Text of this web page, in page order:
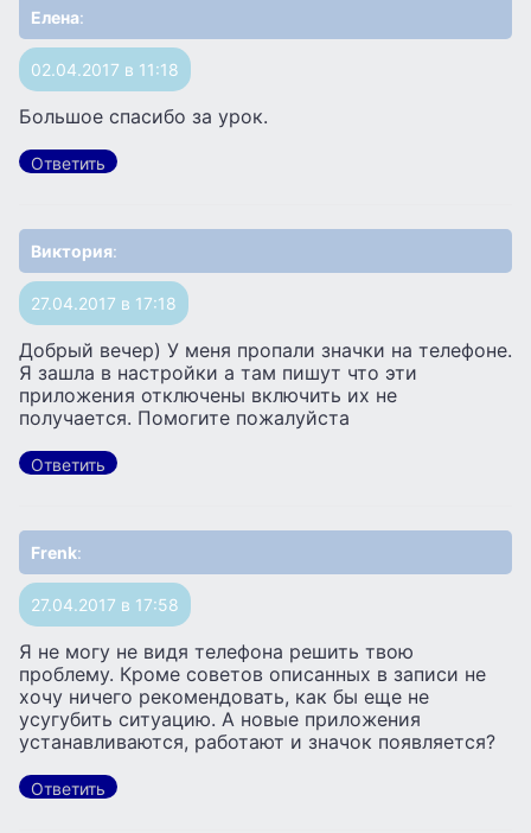
Елена:
02.04.2017 в 11:18
Большое спасибо за урок.
Ответить
Виктория:
27.04.2017 в 17:18
Добрый вечер) У меня пропали значки на телефоне.
Я зашла в настройки а там пишут что эти
приложения отключены включить их не
получается. Помогите пожалуйста
Ответить
Frenk:
27.04.2017 в 17:58
Я не могу не видя телефона решить твою
проблему. Кроме советов описанных в записи не
хочу ничего рекомендовать, как бы еще не
усугубить ситуацию. А новые приложения
устанавливаются, работают и значок появляется?
Ответить